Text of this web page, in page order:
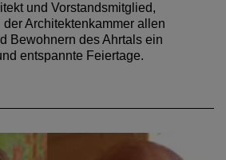
und Vorstandsmitglied,
Architektenkammer allen
Bewohnern des Ahrtals ein
entspannte Feiertage.